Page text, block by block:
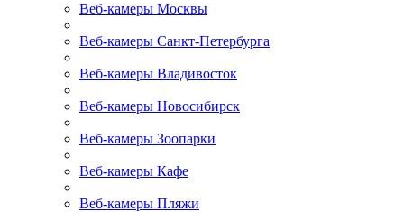
Веб-камеры Москвы
Веб-камеры Санкт-Петербурга
Веб-камеры Владивосток
Веб-камеры Новосибирск
Веб-камеры Зоопарки
Веб-камеры Кафе
Веб-камеры Пляжи